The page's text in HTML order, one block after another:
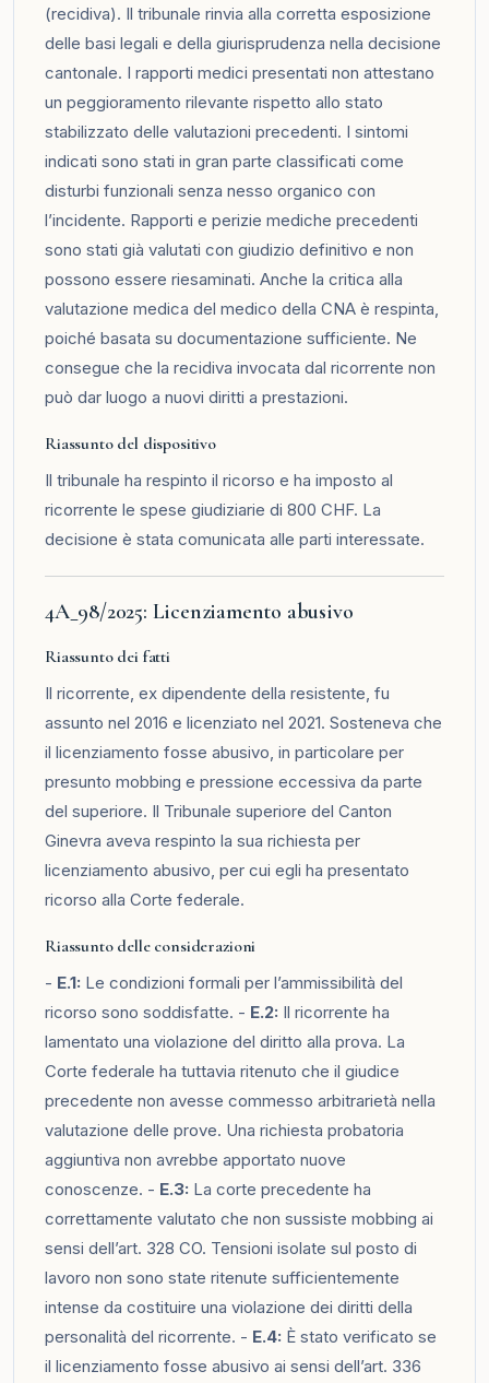
(recidiva). Il tribunale rinvia alla corretta esposizione
delle basi legali e della giurisprudenza nella decisione
cantonale. I rapporti medici presentati non attestano
un peggioramento rilevante rispetto allo stato
stabilizzato delle valutazioni precedenti. I sintomi
indicati sono stati in gran parte classificati come
disturbi funzionali senza nesso organico con
l’incidente. Rapporti e perizie mediche precedenti
sono stati già valutati con giudizio definitivo e non
possono essere riesaminati. Anche la critica alla
valutazione medica del medico della CNA è respinta,
poiché basata su documentazione sufficiente. Ne
consegue che la recidiva invocata dal ricorrente non
può dar luogo a nuovi diritti a prestazioni.
Riassunto del dispositivo
Il tribunale ha respinto il ricorso e ha imposto al
ricorrente le spese giudiziarie di 800 CHF. La
decisione è stata comunicata alle parti interessate.
4A_98/2025: Licenziamento abusivo
Riassunto dei fatti
Il ricorrente, ex dipendente della resistente, fu
assunto nel 2016 e licenziato nel 2021. Sosteneva che
il licenziamento fosse abusivo, in particolare per
presunto mobbing e pressione eccessiva da parte
del superiore. Il Tribunale superiore del Canton
Ginevra aveva respinto la sua richiesta per
licenziamento abusivo, per cui egli ha presentato
ricorso alla Corte federale.
Riassunto delle considerazioni
- E.1: Le condizioni formali per l’ammissibilità del
ricorso sono soddisfatte. - E.2: Il ricorrente ha
lamentato una violazione del diritto alla prova. La
Corte federale ha tuttavia ritenuto che il giudice
precedente non avesse commesso arbitrarietà nella
valutazione delle prove. Una richiesta probatoria
aggiuntiva non avrebbe apportato nuove
conoscenze. - E.3: La corte precedente ha
correttamente valutato che non sussiste mobbing ai
sensi dell’art. 328 CO. Tensioni isolate sul posto di
lavoro non sono state ritenute sufficientemente
intense da costituire una violazione dei diritti della
personalità del ricorrente. - E.4: È stato verificato se
il licenziamento fosse abusivo ai sensi dell’art. 336